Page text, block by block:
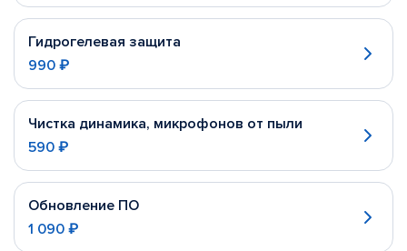
Гидрогелевая защита
990 ₽
Чистка динамика, микрофонов от пыли
590 ₽
Обновление ПО
1 090 ₽